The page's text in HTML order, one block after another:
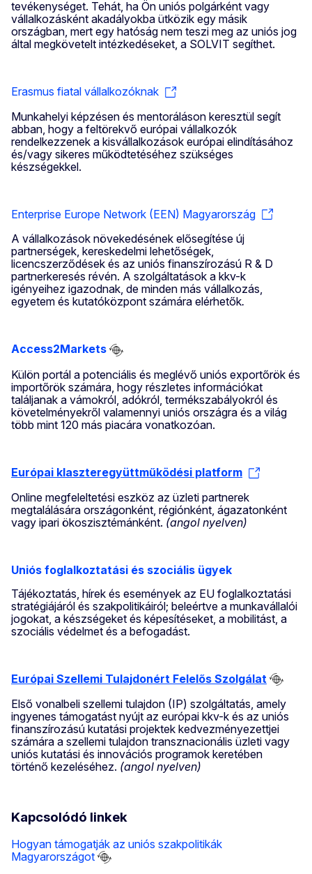
tevékenységet. Tehát, ha Ön uniós polgárként vagy
vállalkozásként akadályokba ütközik egy másik
országban, mert egy hatóság nem teszi meg az uniós jog
által megkövetelt intézkedéseket, a SOLVIT segíthet.
Erasmus fiatal vállalkozóknak
Munkahelyi képzésen és mentoráláson keresztül segít
abban, hogy a feltörekvő európai vállalkozók
rendelkezzenek a kisvállalkozások európai elindításához
és/vagy sikeres működtetéséhez szükséges
készségekkel.
Enterprise Europe Network (EEN) Magyarország
A vállalkozások növekedésének elősegítése új
partnerségek, kereskedelmi lehetőségek,
licencszerződések és az uniós finanszírozású R & D
partnerkeresés révén. A szolgáltatások a kkv-k
igényeihez igazodnak, de minden más vállalkozás,
egyetem és kutatóközpont számára elérhetők.
Access2Markets
Külön portál a potenciális és meglévő uniós exportőrök és
importőrök számára, hogy részletes információkat
találjanak a vámokról, adókról, termékszabályokról és
követelményekről valamennyi uniós országra és a világ
több mint 120 más piacára vonatkozóan.
Európai klaszteregyüttműködési platform
Online megfeleltetési eszköz az üzleti partnerek
megtalálására országonként, régiónként, ágazatonként
vagy ipari ökoszisztémánként. (angol nyelven)
Uniós foglalkoztatási és szociális ügyek
Tájékoztatás, hírek és események az EU foglalkoztatási
stratégiájáról és szakpolitikáiról; beleértve a munkavállalói
jogokat, a készségeket és képesítéseket, a mobilitást, a
szociális védelmet és a befogadást.
Európai Szellemi Tulajdonért Felelős Szolgálat
Első vonalbeli szellemi tulajdon (IP) szolgáltatás, amely
ingyenes támogatást nyújt az európai kkv-k és az uniós
finanszírozású kutatási projektek kedvezményezettjei
számára a szellemi tulajdon transznacionális üzleti vagy
uniós kutatási és innovációs programok keretében
történő kezeléséhez. (angol nyelven)
Kapcsolódó linkek
Hogyan támogatják az uniós szakpolitikák
Magyarországot